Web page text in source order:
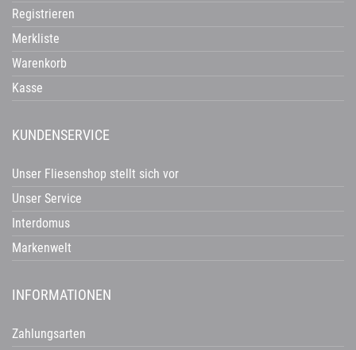
Registrieren
Merkliste
Warenkorb
Kasse
KUNDENSERVICE
Unser Fliesenshop stellt sich vor
Unser Service
Interdomus
Markenwelt
INFORMATIONEN
Zahlungsarten